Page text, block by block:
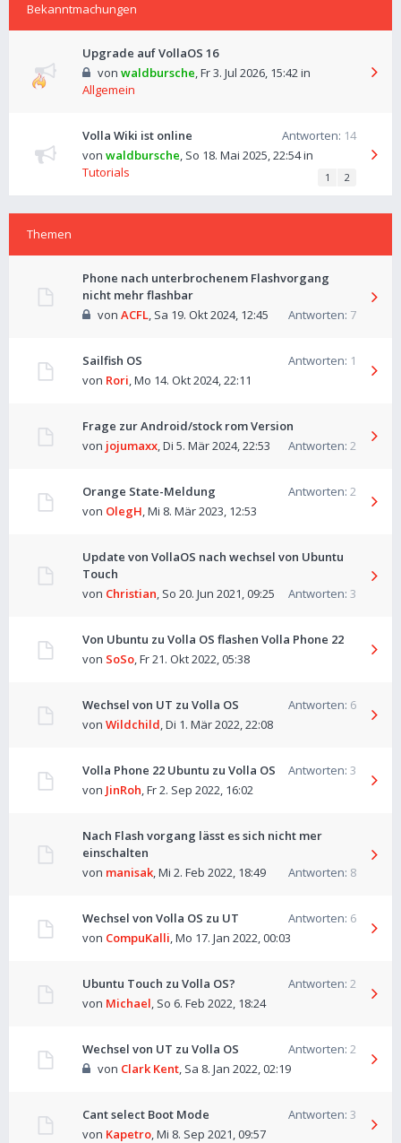
Bekanntmachungen
Upgrade auf VollaOS 16
von waldbursche,Fr 3. Jul 2026, 15:42in
Allgemein
Volla Wiki ist online Antworten: 14
von waldbursche, So 18. Mai 2025, 22:54in
Tutorials
1 2
Themen
Phone nach unterbrochenem Flashvorgang
nicht mehr flashbar
Antworten: 7
von ACFL, Sa 19. Okt 2024, 12:45
Sailfish OS Antworten: 1
von Rori,Mo 14. Okt 2024, 22:11
Frage zur Android/stock rom Version
Antworten: 2
von jojumaxx,Di 5. Mär 2024, 22:53
Orange State-Meldung Antworten: 2
von OlegH,Mi 8. Mär 2023, 12:53
Update von VollaOS nach wechsel von Ubuntu
Touch
Antworten: 3
von Christian, So 20. Jun 2021, 09:25
Von Ubuntu zu Volla OS flashen Volla Phone 22
von SoSo,Fr 21. Okt 2022, 05:38
Wechsel von UT zu Volla OS Antworten: 6
von Wildchild,Di 1. Mär 2022, 22:08
Volla Phone 22 Ubuntu zu Volla OS Antworten: 3
von JinRoh,Fr 2. Sep 2022, 16:02
Nach Flash vorgang lässt es sich nicht mer
einschalten
Antworten: 8
von manisak,Mi 2. Feb 2022, 18:49
Wechsel von Volla OS zu UT Antworten: 6
von CompuKalli,Mo 17. Jan 2022, 00:03
Ubuntu Touch zu Volla OS? Antworten: 2
von Michael, So 6. Feb 2022, 18:24
Wechsel von UT zu Volla OS Antworten: 2
von Clark Kent, Sa 8. Jan 2022, 02:19
Cant select Boot Mode Antworten: 3
von Kapetro,Mi 8. Sep 2021, 09:57